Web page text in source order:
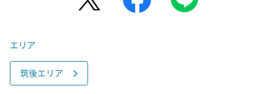
エリア
筑後エリア